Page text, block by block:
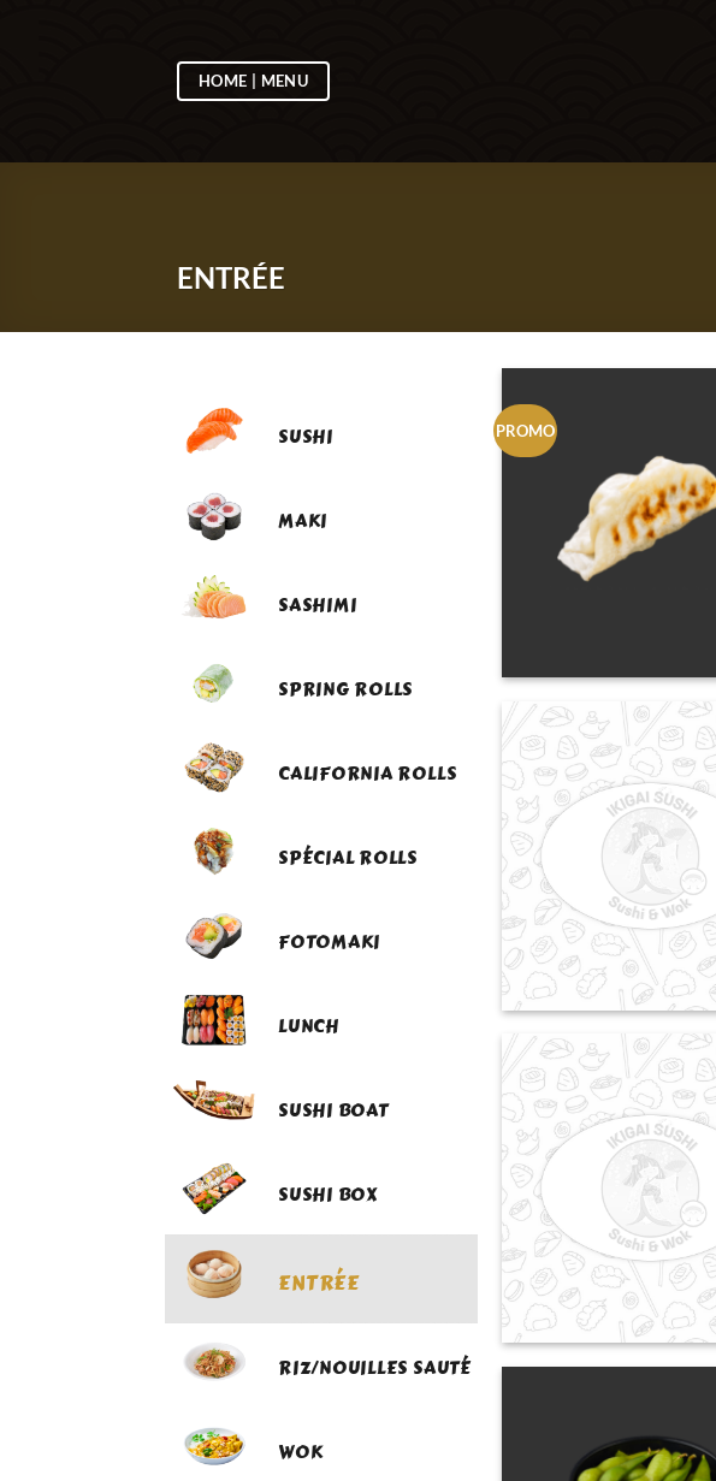
HOME | MENU
ENTRÉE
SUSHI
MAKI
SASHIMI
SPRING ROLLS
CALIFORNIA ROLLS
SPÉCIAL ROLLS
FOTOMAKI
LUNCH
SUSHI BOAT
SUSHI BOX
ENTRÉE
RIZ/NOUILLES SAUTÉ
WOK
PROMO